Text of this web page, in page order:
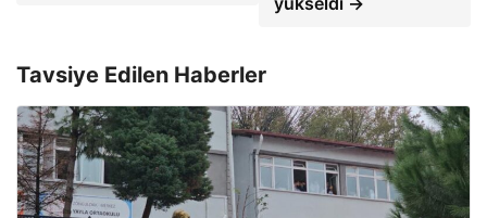
Tavsiye Edilen Haberler